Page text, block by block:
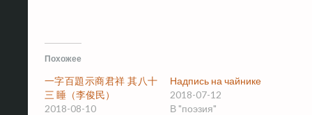
Похожее
一字百題示商君祥 其八十
三 睡（李俊民）
2018-08-10
Надпись на чайнике
2018-07-12
В "поэзия"